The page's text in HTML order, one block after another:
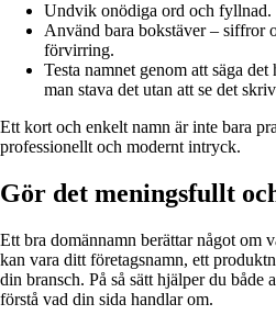
Undvik onödiga ord och fyllnad.
Använd bara bokstäver – siffror
förvirring.
Testa namnet genom att säga
man stava det utan att se det
Ett kort och enkelt namn är inte bara
professionellt och modernt intryck.
Gör det meningsfullt
Ett bra domännamn berättar något om
kan vara ditt företagsnamn, ett
din bransch. På så sätt hjälper du både
förstå vad din sida handlar om.